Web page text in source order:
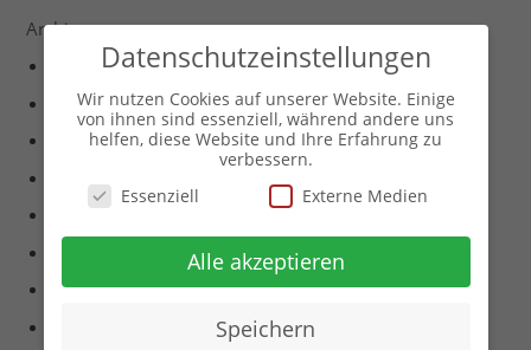
Archiv
Archiv Events 2005
Archiv Events 2008
Archiv Events 2011
Archiv Events 2013
Archiv Events 2014
Archiv Events 2015
Datenschutzeinstellungen
Wir nutzen Cookies auf unserer Website. Einige
von ihnen sind essenziell, während andere uns
helfen, diese Website und Ihre Erfahrung zu
verbessern.
Essenziell
Externe Medien
Alle akzeptieren
Speichern